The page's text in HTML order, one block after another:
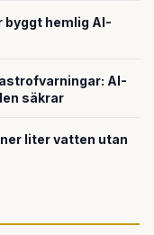
byggt hemlig AI-
AI-
säkrar
liter vatten utan